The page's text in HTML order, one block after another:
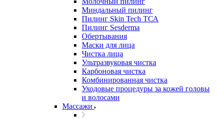
Миндальный пилинг
Пилинг Skin Tech ТСА
Пилинг Sesderma
Обертывания
Маски для лица
Чистка лица
Ультразвуковая чистка
Карбоновая чистка
Комбинированная чистка
Уходовые процедуры за кожей головы
и волосами
Массажи